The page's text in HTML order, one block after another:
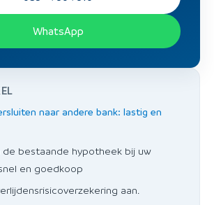
naar andere bank: lastig en
bestaande hypotheek bij uw
en goedkoop
aan.
WhatsApp